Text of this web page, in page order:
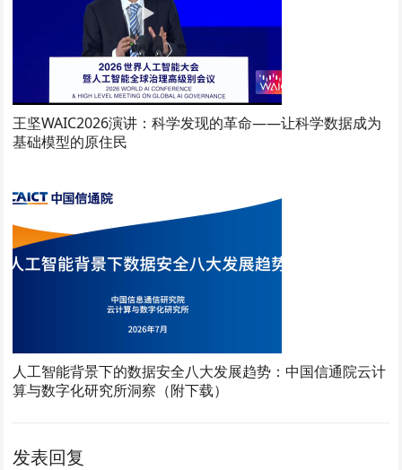
王坚WAIC2026演讲：科学发现的革命——让科学数据成为
基础模型的原住民
人工智能背景下的数据安全八大发展趋势：中国信通院云计
算与数字化研究所洞察（附下载）
发表回复